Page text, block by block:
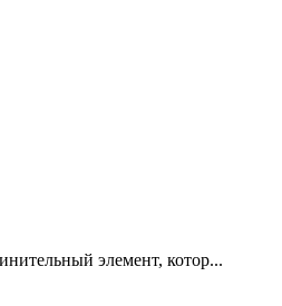
элемент, котор...